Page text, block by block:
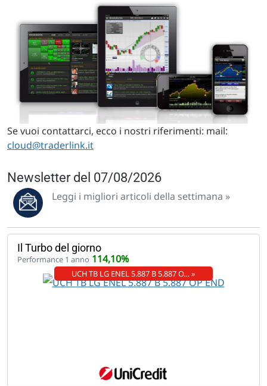
Se vuoi contattarci, ecco i nostri riferimenti: mail:
cloud@traderlink.it
Newsletter del 07/08/2026
Leggi i migliori articoli della settimana »
Il Turbo del giorno
Performance 1 anno 114,10%
UCH TB LG ENEL 5.887 B 5.887 O… »